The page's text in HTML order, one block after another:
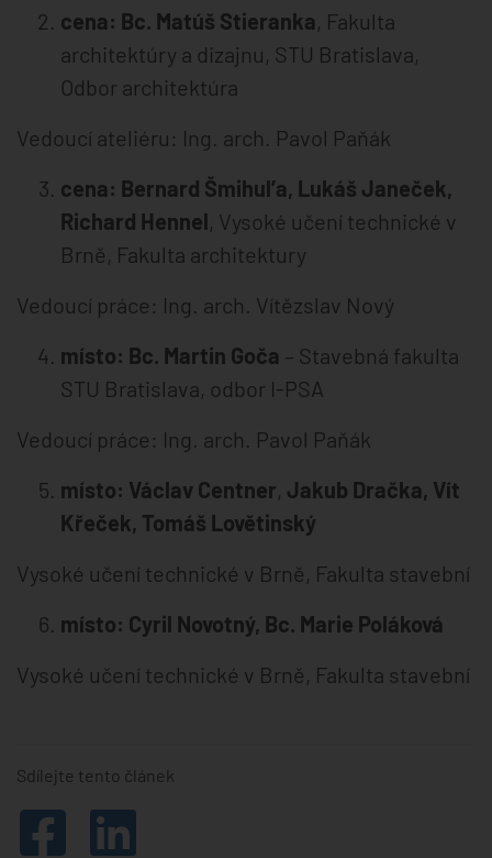
cena: Bc. Matúš Stieranka, Fakulta
architektúry a dizajnu, STU Bratislava,
Odbor architektúra
Vedoucí ateliéru: Ing. arch. Pavol Paňák
cena: Bernard Šmihul’a, Lukáš Janeček,
Richard Hennel, Vysoké učení technické v
Brně, Fakulta architektury
Vedoucí práce: Ing. arch. Vítězslav Nový
místo: Bc. Martin Goča – Stavebná fakulta
STU Bratislava, odbor I-PSA
Vedoucí práce: Ing. arch. Pavol Paňák
místo: Václav Centner, Jakub Dračka, Vít
Křeček, Tomáš Lovětinský
Vysoké učení technické v Brně, Fakulta stavební
místo: Cyril Novotný, Bc. Marie Poláková
Vysoké učení technické v Brně, Fakulta stavební
Sdílejte tento článek